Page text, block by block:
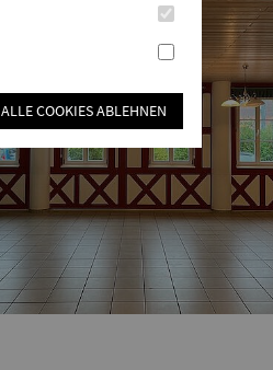
ALLE COOKIES ABLEHNEN